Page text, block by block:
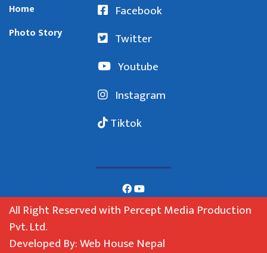
Home
Photo Story
Facebook
Twitter
Youtube
Instagram
Tiktok
All Right Reserved with Percept Media Production
Pvt. Ltd.
Developed By: Web House Nepal